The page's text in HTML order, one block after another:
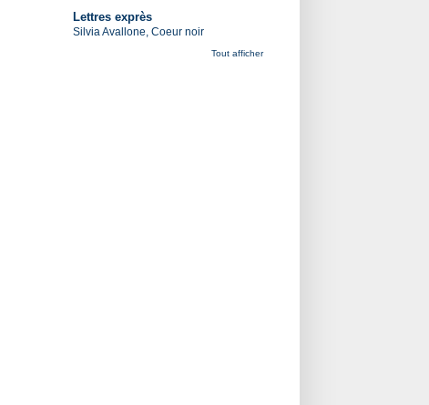
Lettres exprès
Silvia Avallone, Coeur noir
Tout afficher